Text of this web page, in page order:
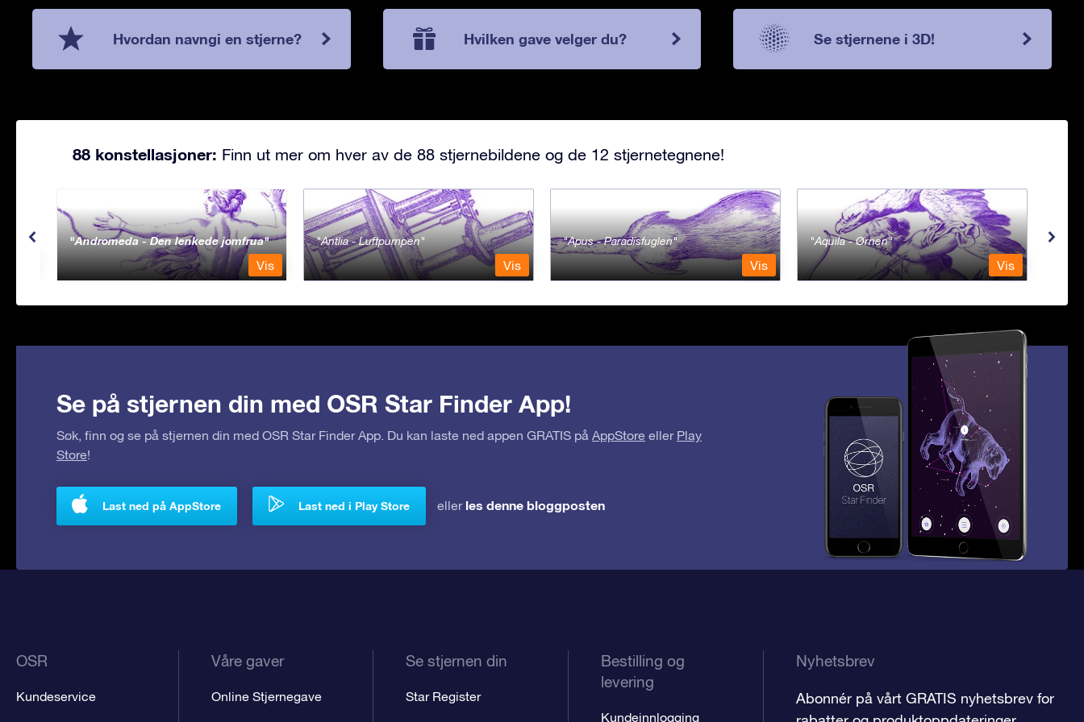
Hvordan navngi en stjerne? Hvilken gave velger du? Se stjernene i 3D!
88 konstellasjoner: Finn ut mer om hver av de 88 stjernebildene og de 12 stjernetegnene!
Andromeda - Den lenkede jomfrua
Vis
Antlia - Luftpumpen
Vis
Apus - Paradisfuglen
Vis
Aquila - Ørnen
Vis
Se på stjernen din med OSR Star Finder App!
Søk, finn og se på stjernen din med OSR Star Finder App. Du kan laste ned appen GRATIS på AppStore eller Play
Store!
Last ned på AppStore Last ned i Play Store eller les denne bloggposten
OSR
Kundeservice
Våre gaver
Online Stjernegave
Se stjernen din
Star Register
Bestilling og
levering
Kundeinnlogging
Nyhetsbrev
Abonnér på vårt GRATIS nyhetsbrev for